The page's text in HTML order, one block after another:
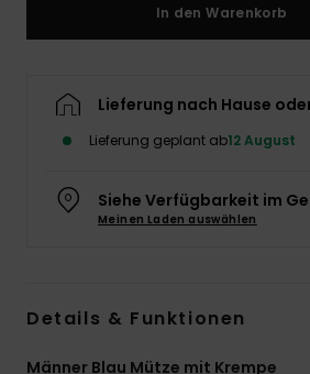
In den Warenkorb
Lieferung nach Hause
Lieferung geplant ab12 August
Siehe Verfügbarkeit im
Meinen Laden auswählen
Details & Funktionen
Männer Blau Mütze mit Krempe